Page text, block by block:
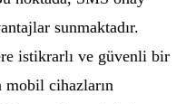
sunmaktadır.
istikrarlı ve güvenli bir
mobil cihazların